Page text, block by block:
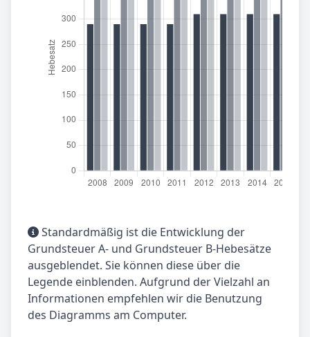
Standardmäßig ist die Entwicklung der
Grundsteuer A- und Grundsteuer B-Hebesätze
ausgeblendet. Sie können diese über die
Legende einblenden. Aufgrund der Vielzahl an
Informationen empfehlen wir die Benutzung
des Diagramms am Computer.